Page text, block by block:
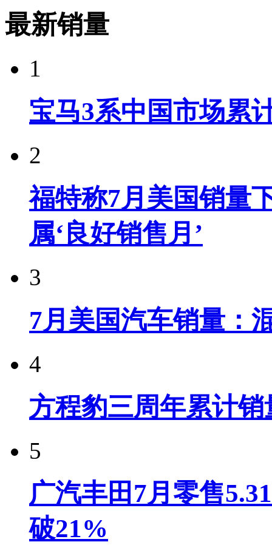
最新销量
1
宝马3系中国市场累
2
福特称7月美国销量
属‘良好销售月’
3
7月美国汽车销量：
4
方程豹三周年累计
5
广汽丰田7月零售
破21%